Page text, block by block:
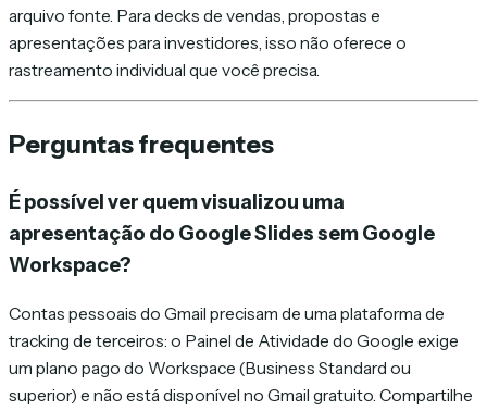
arquivo fonte. Para decks de vendas, propostas e
apresentações para investidores, isso não oferece o
rastreamento individual que você precisa.
Perguntas frequentes
É possível ver quem visualizou uma
apresentação do Google Slides sem Google
Workspace?
Contas pessoais do Gmail precisam de uma plataforma de
tracking de terceiros: o Painel de Atividade do Google exige
um plano pago do Workspace (Business Standard ou
superior) e não está disponível no Gmail gratuito. Compartilhe